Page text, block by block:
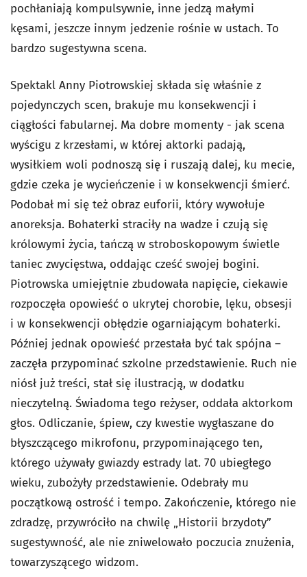
pochłaniają kompulsywnie, inne jedzą małymi
kęsami, jeszcze innym jedzenie rośnie w ustach. To
bardzo sugestywna scena.
Spektakl Anny Piotrowskiej składa się właśnie z
pojedynczych scen, brakuje mu konsekwencji i
ciągłości fabularnej. Ma dobre momenty - jak scena
wyścigu z krzesłami, w której aktorki padają,
wysiłkiem woli podnoszą się i ruszają dalej, ku mecie,
gdzie czeka je wycieńczenie i w konsekwencji śmierć.
Podobał mi się też obraz euforii, który wywołuje
anoreksja. Bohaterki straciły na wadze i czują się
królowymi życia, tańczą w stroboskopowym świetle
taniec zwycięstwa, oddając cześć swojej bogini.
Piotrowska umiejętnie zbudowała napięcie, ciekawie
rozpoczęła opowieść o ukrytej chorobie, lęku, obsesji
i w konsekwencji obłędzie ogarniającym bohaterki.
Później jednak opowieść przestała być tak spójna –
zaczęła przypominać szkolne przedstawienie. Ruch nie
niósł już treści, stał się ilustracją, w dodatku
nieczytelną. Świadoma tego reżyser, oddała aktorkom
głos. Odliczanie, śpiew, czy kwestie wygłaszane do
błyszczącego mikrofonu, przypominającego ten,
którego używały gwiazdy estrady lat. 70 ubiegłego
wieku, zubożyły przedstawienie. Odebrały mu
początkową ostrość i tempo. Zakończenie, którego nie
zdradzę, przywróciło na chwilę „Historii brzydoty”
sugestywność, ale nie zniwelowało poczucia znużenia,
towarzyszącego widzom.